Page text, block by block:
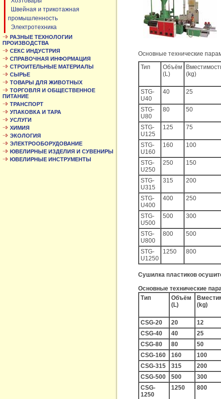
Швейная и трикотажная
промышленность
Электротехника
РАЗНЫЕ ТЕХНОЛОГИИ
ПРОИЗВОДСТВА
СЕКС ИНДУСТРИЯ
СПРАВОЧНАЯ ИНФОРМАЦИЯ
СТРОИТЕЛЬНЫЕ МАТЕРИАЛЫ
СЫРЬЕ
ТОВАРЫ ДЛЯ ЖИВОТНЫХ
ТОРГОВЛЯ И ОБЩЕСТВЕННОЕ
ПИТАНИЕ
ТРАНСПОРТ
УПАКОВКА И ТАРА
УСЛУГИ
ХИМИЯ
ЭКОЛОГИЯ
ЭЛЕКТРООБОРУДОВАНИЕ
ЮВЕЛИРНЫЕ ИЗДЕЛИЯ И СУВЕНИРЫ
ЮВЕЛИРНЫЕ ИНСТРУМЕНТЫ
Основные технические
Тип
Объём
(L)
(kg)
STG-
U40
40 25
STG-
U80
80 50
STG-
U125
125 75
STG-
U160
160 100
STG-
U250
250 150
STG-
U315
315 200
STG-
U400
400 250
STG-
U500
500 300
STG-
U800
800 500
STG-
U1250
1250 800
Сушилка пластиков
Основные технические
Тип
Объём
(L)
(kg)
CSG-20 20
12
CSG-40
40
25
CSG-80
80
50
CSG-160
160
100
CSG-315
315
200
CSG-500
500
300
CSG-
1250
1250 800